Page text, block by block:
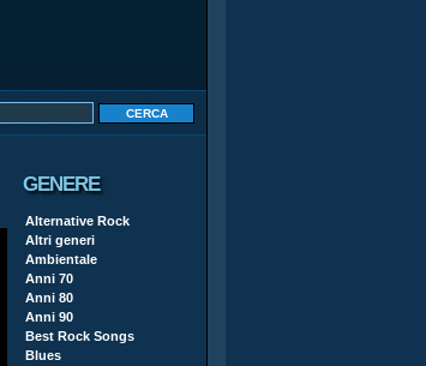
GENERE
Alternative Rock
Altri generi
Ambientale
Anni 70
Anni 80
Anni 90
Best Rock Songs
Blues